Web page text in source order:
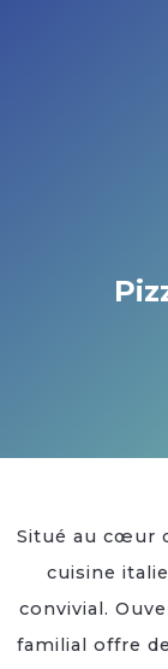
Situé au cœur
cuisine
convivial.
familial offre